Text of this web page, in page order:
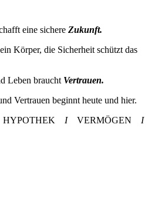
eine sichere Zukunft.
Körper, die Sicherheit schützt das
Leben braucht Vertrauen.
Vertrauen beginnt heute und hier.
IVERMÖGEN I